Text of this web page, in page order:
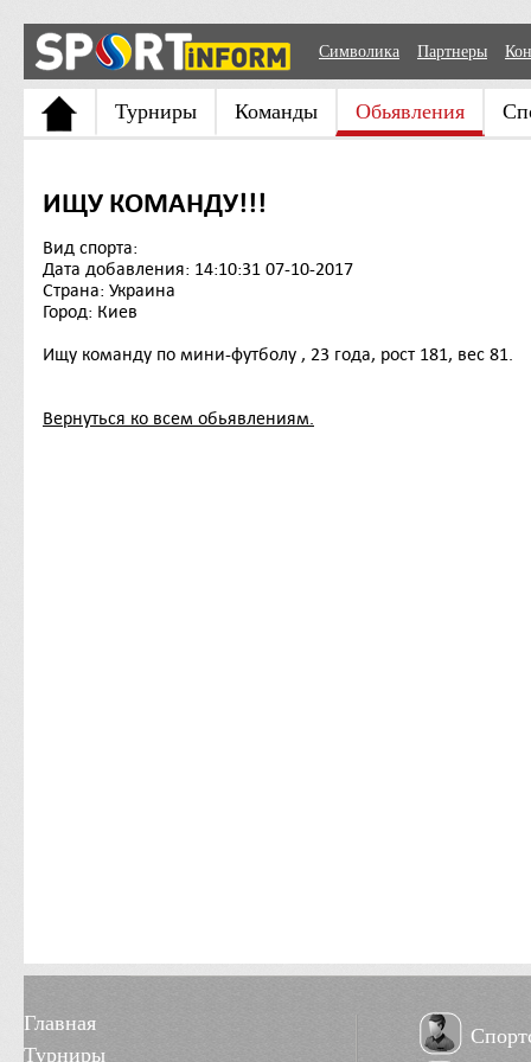
Символика Партнеры
Турниры Команды Обьявления
ИЩУ КОМАНДУ!!!
Вид спорта:
Дата добавления: 14:10:31 07-10-2017
Страна: Украина
Город: Киев
Ищу команду по мини-футболу , 23 года, рост 181, вес 81.
Вернуться ко всем обьявлениям.
Главная
Турниры